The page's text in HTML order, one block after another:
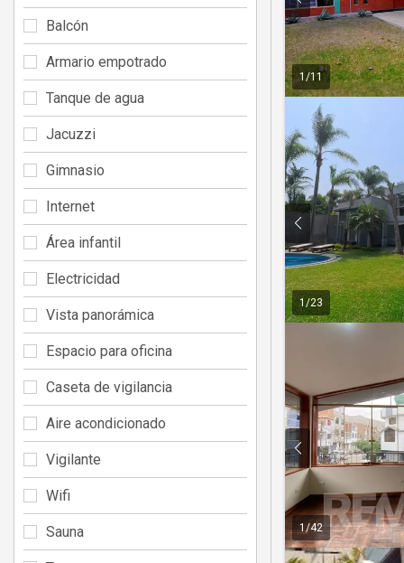
1 /11
1 /23
1/42
Balcón
Armario empotrado
Tanque de agua
Jacuzzi
Gimnasio
Internet
Área infantil
Electricidad
Vista panorámica
Espacio para oficina
Caseta de vigilancia
Aire acondicionado
Vigilante
Wifi
Sauna